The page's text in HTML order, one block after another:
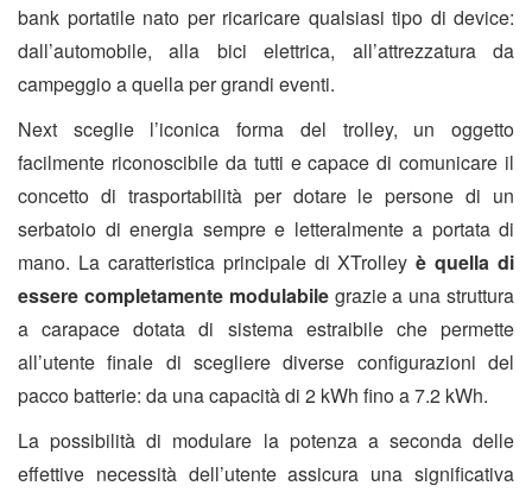
bank portatile nato per ricaricare qualsiasi tipo di device:
dall’automobile, alla bici elettrica, all’attrezzatura da
campeggio a quella per grandi eventi.
Next sceglie l’iconica forma del trolley, un oggetto
facilmente riconoscibile da tutti e capace di comunicare il
concetto di trasportabilità per dotare le persone di un
serbatoio di energia sempre e letteralmente a portata di
mano. La caratteristica principale di XTrolley è quella di
essere completamente modulabilegrazie a una struttura
a carapace dotata di sistema estraibile che permette
all’utente finale di scegliere diverse configurazioni del
pacco batterie: da una capacità di 2 kWh fino a 7.2 kWh.
La possibilità di modulare la potenza a seconda delle
effettive necessità dell’utente assicura una significativa